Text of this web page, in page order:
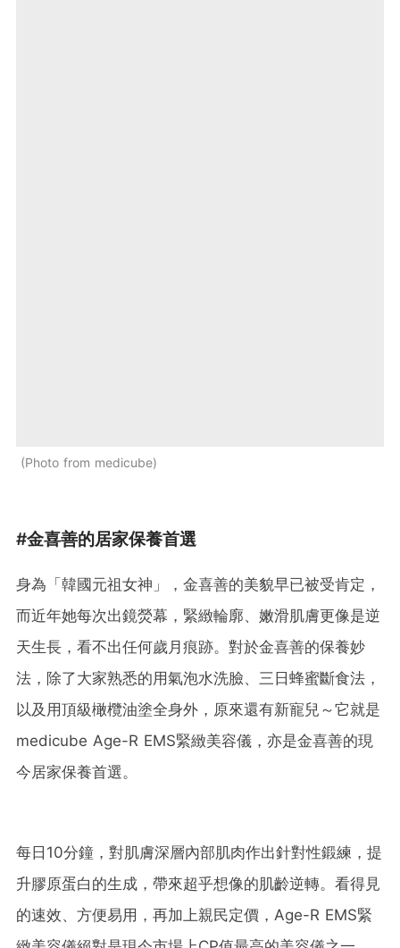
Photo from medicube
#金喜善的居家保養首選
身為「韓國元祖女神」，金喜善的美貌早已被受肯定，
而近年她每次出鏡熒幕，緊緻輪廓、嫩滑肌膚更像是逆
天生長，看不出任何歲月痕跡。對於金喜善的保養妙
法，除了大家熟悉的用氣泡水洗臉、三日蜂蜜斷食法，
以及用頂級橄欖油塗全身外，原來還有新寵兒～它就是
medicube Age-R EMS緊緻美容儀，亦是金喜善的現
今居家保養首選。
每日10分鐘，對肌膚深層內部肌肉作出針對性鍛練，提
升膠原蛋白的生成，帶來超乎想像的肌齡逆轉。看得見
的速效、方便易用，再加上親民定價，Age-R EMS緊